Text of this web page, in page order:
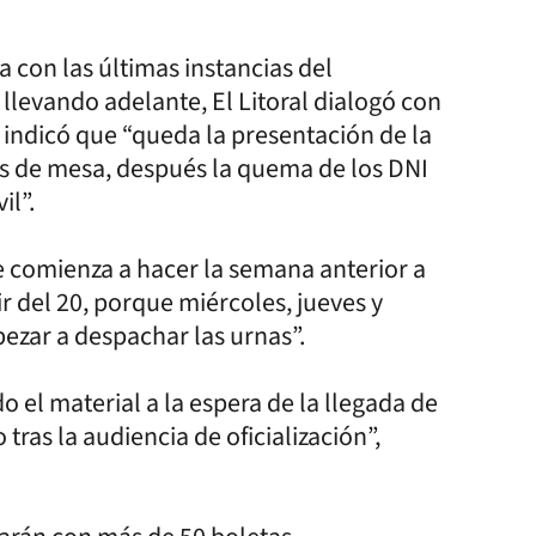
con las últimas instancias del
adelante, El Litoral dialogó con
que “queda la presentación de la
mesa, después la quema de los DNI
comienza a hacer la semana anterior a
del 20, porque miércoles, jueves y
a despachar las urnas”.
el material a la espera de la llegada de
la audiencia de oficialización”,